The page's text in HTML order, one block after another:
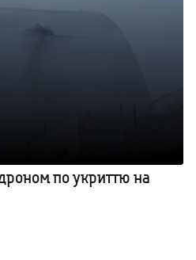
по укриттю на